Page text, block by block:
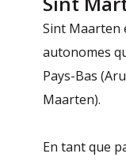
Sint Maarten
autonomes
Pays-Bas
Maarten).
En tant que